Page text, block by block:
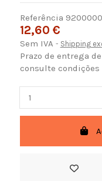
Referência
12,60 €
Sem IVA Shipping
Prazo de entrega
consulte condições